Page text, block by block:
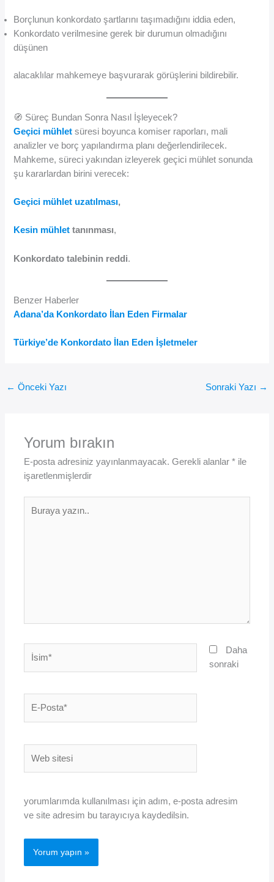
Borçlunun konkordato şartlarını taşımadığını iddia eden,
Konkordato verilmesine gerek bir durumun olmadığını
düşünen
alacaklılar mahkemeye başvurarak görüşlerini bildirebilir.
🧭 Süreç Bundan Sonra Nasıl İşleyecek?
Geçici mühletsüresi boyunca komiser raporları, mali
analizler ve borç yapılandırma planı değerlendirilecek.
Mahkeme, süreci yakından izleyerek geçici mühlet sonunda
şu kararlardan birini verecek:
Geçici mühlet uzatılması,
Kesin mühlet tanınması,
Konkordato talebinin reddi.
Benzer Haberler
Adana’da Konkordato İlan Eden Firmalar
Türkiye’de Konkordato İlan Eden İşletmeler
← Önceki Yazı Sonraki Yazı →
Yorum bırakın
E-posta adresiniz yayınlanmayacak. Gerekli alanlar* ile
işaretlenmişlerdir
yazın..
Posta*
sitesi
Daha
sonraki
yorumlarımda kullanılması için adım, e-posta adresim
ve site adresim bu tarayıcıya kaydedilsin.